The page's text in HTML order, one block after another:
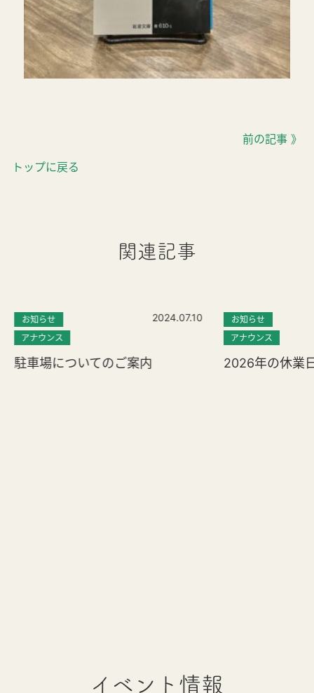
トップに戻る
前の記事 》
関連記事
お知らせ
アナウンス
2024.07.10
駐車場についてのご案内
お知らせ
アナウンス
2026年の休業
イベント情報